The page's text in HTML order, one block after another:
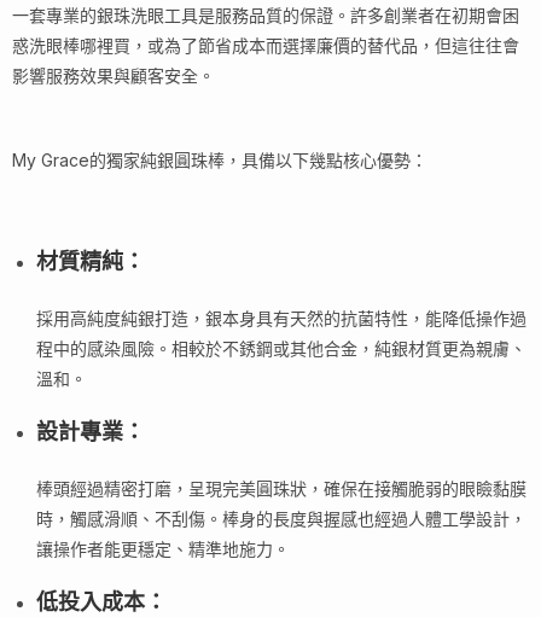
一套專業的銀珠洗眼工具是服務品質的保證。許多創業者在初期會困
惑洗眼棒哪裡買，或為了節省成本而選擇廉價的替代品，但這往往會
影響服務效果與顧客安全。
My Grace的獨家純銀圓珠棒，具備以下幾點核心優勢：
材質精純 ：
採用高純度純銀打造，銀本身具有天然的抗菌特性，能降低操作過
程中的感染風險。相較於不銹鋼或其他合金，純銀材質更為親膚、
溫和。
設計專業 ：
棒頭經過精密打磨，呈現完美圓珠狀，確保在接觸脆弱的眼瞼黏膜
時，觸感滑順、不刮傷。棒身的長度與握感也經過人體工學設計，
讓操作者能更穩定、精準地施力。
低投入成本 ：